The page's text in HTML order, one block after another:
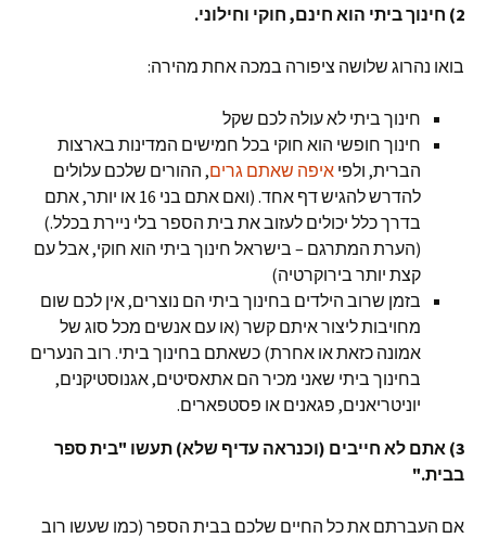
2) חינוך ביתי הוא חינם, חוקי וחילוני.
בואו נהרוג שלושה ציפורה במכה אחת מהירה:
חינוך ביתי לא עולה לכם שקל
חינוך חופשי הוא חוקי בכל חמישים המדינות בארצות
הברית, ולפי איפה שאתם גרים, ההורים שלכם עלולים
להדרש להגיש דף אחד. (ואם אתם בני 16 או יותר, אתם
בדרך כלל יכולים לעזוב את בית הספר בלי ניירת בכלל.)
(הערת המתרגם – בישראל חינוך ביתי הוא חוקי, אבל עם
קצת יותר בירוקרטיה)
בזמן שרוב הילדים בחינוך ביתי הם נוצרים, אין לכם שום
מחויבות ליצור איתם קשר (או עם אנשים מכל סוג של
אמונה כזאת או אחרת) כשאתם בחינוך ביתי. רוב הנערים
בחינוך ביתי שאני מכיר הם אתאסיטים, אגנוסטיקנים,
יוניטריאנים, פגאנים או פסטפארים.
3) אתם לא חייבים (וכנראה עדיף שלא) תעשו "בית ספר
בבית."
אם העברתם את כל החיים שלכם בבית הספר (כמו שעשו רוב